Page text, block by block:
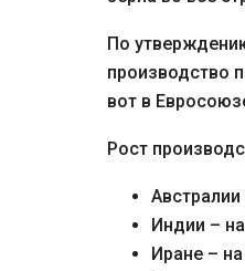
По
производство
вот в
Рост
Индии –
Иране –